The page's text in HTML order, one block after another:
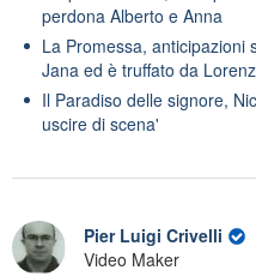
perdona Alberto e Anna
La Promessa, anticipazioni
Jana ed è truffato da
Il Paradiso delle signore,
uscire di scena'
Pier Luigi Crivelli
Video Maker